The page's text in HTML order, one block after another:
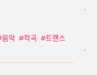
음악 작곡 트랜스